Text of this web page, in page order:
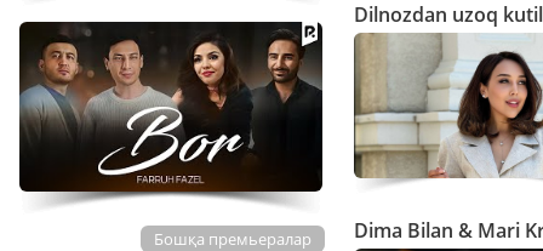
Dilnozdan uzoq
Dima Bilan & Mari
Бошқа премьералар